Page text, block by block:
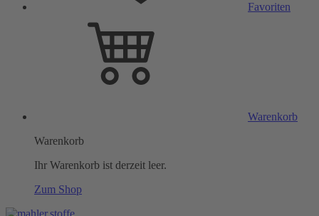
Favoriten
Warenkorb
Warenkorb
Ihr Warenkorb ist derzeit leer.
Zum Shop